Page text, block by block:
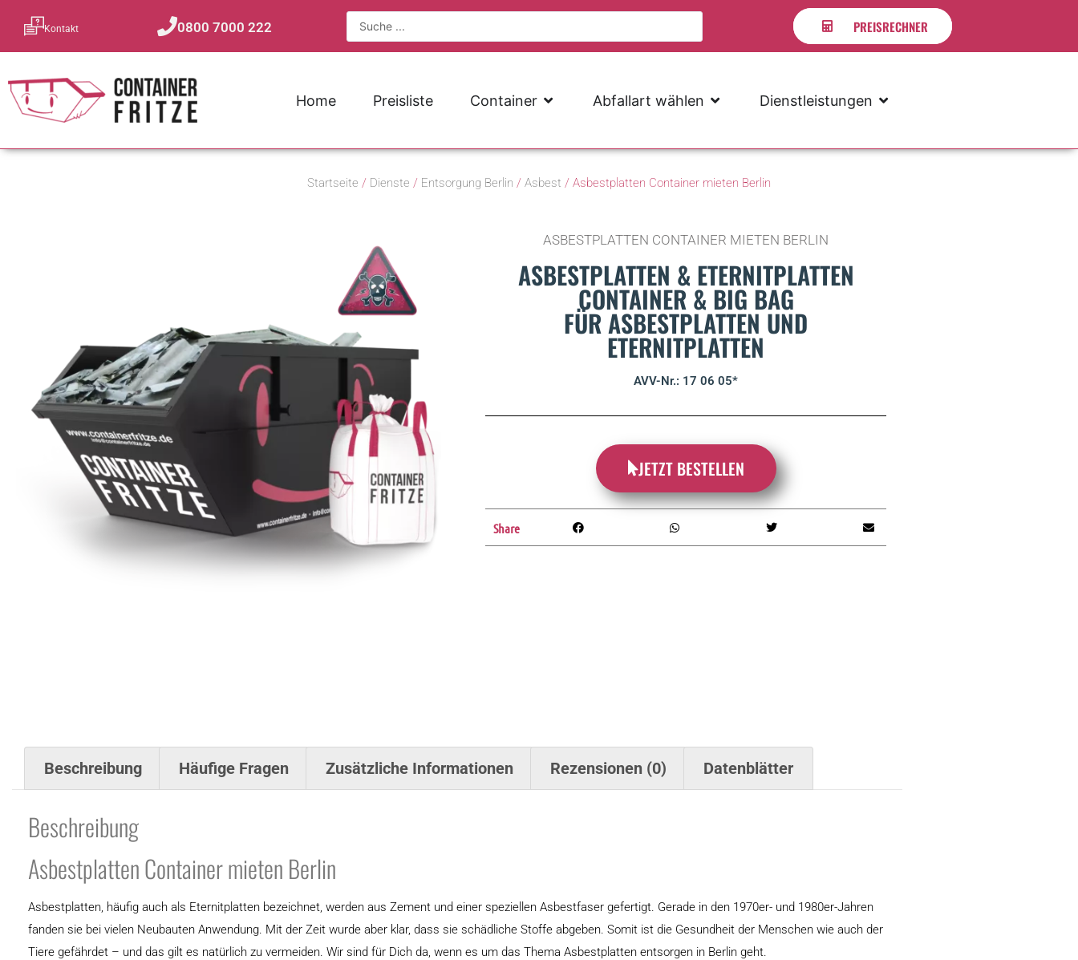
Kontakt 0800 7000 222 PREISRECHNER
Home Preisliste Container Abfallart wählen Dienstleistungen
Startseite / Dienste / Entsorgung Berlin / Asbest / Asbestplatten Container mieten Berlin
ASBESTPLATTEN CONTAINER MIETEN BERLIN
ASBESTPLATTEN & ETERNITPLATTEN
CONTAINER & BIG BAG
FÜR ASBESTPLATTEN UND
ETERNITPLATTEN
AVV-Nr.: 17 06 05*
JETZT BESTELLEN
Share
Beschreibung Häufige Fragen Zusätzliche Informationen Rezensionen (0) Datenblätter
Beschreibung
Asbestplatten Container mieten Berlin
Asbestplatten, häufig auch als Eternitplatten bezeichnet, werden aus Zement und einer speziellen Asbestfaser gefertigt. Gerade in den 1970er- und 1980er-Jahren
fanden sie bei vielen Neubauten Anwendung. Mit der Zeit wurde aber klar, dass sie schädliche Stoffe abgeben. Somit ist die Gesundheit der Menschen wie auch der
Tiere gefährdet – und das gilt es natürlich zu vermeiden. Wir sind für Dich da, wenn es um das Thema Asbestplatten entsorgen in Berlin geht.